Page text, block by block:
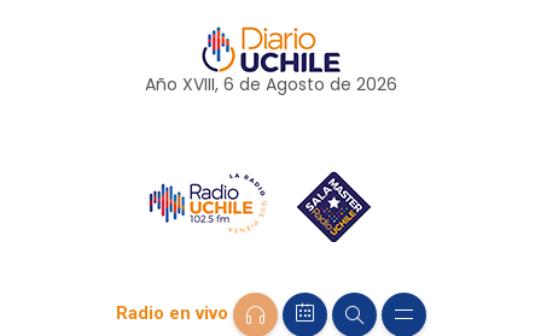
Año XVIII, 6 de Agosto de 2026
Radio en vivo